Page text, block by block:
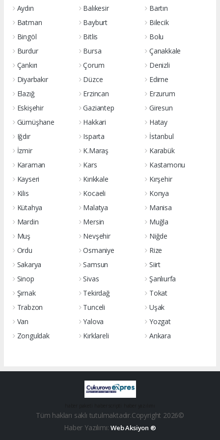
Aydın
Balıkesir
Bartın
Batman
Bayburt
Bilecik
Bingöl
Bitlis
Bolu
Burdur
Bursa
Çanakkale
Çankırı
Çorum
Denizli
Diyarbakır
Düzce
Edirne
Elazığ
Erzincan
Erzurum
Eskişehir
Gaziantep
Giresun
Gümüşhane
Hakkari
Hatay
Iğdır
Isparta
İstanbul
İzmir
K.Maraş
Karabük
Karaman
Kars
Kastamonu
Kayseri
Kırıkkale
Kırşehir
Kilis
Kocaeli
Konya
Kütahya
Malatya
Manisa
Mardin
Mersin
Muğla
Muş
Nevşehir
Niğde
Ordu
Osmaniye
Rize
Sakarya
Samsun
Siirt
Sinop
Sivas
Şanlıurfa
Şırnak
Tekirdağ
Tokat
Trabzon
Tunceli
Uşak
Van
Yalova
Yozgat
Zonguldak
Kırklareli Ankara
Tüm hakları saklı tutulmaktadır.Copyright 2026©
Haber Yazılımı:Web Aksiyon ®